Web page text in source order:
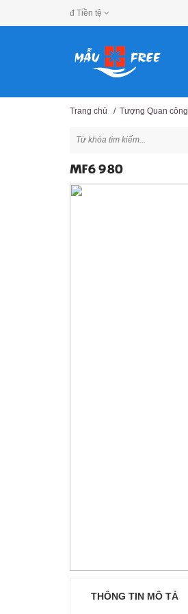
đ Tiền tệ
Trang chủ / Tượng Quan công
MF6980
THÔNG TIN MÔ TẢ